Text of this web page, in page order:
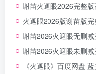
谢苗火遮眼2026完整
火遮眼2026版谢苗版
谢苗2026火遮眼无删
谢苗2026火遮眼未删
《火遮眼》百度网盘